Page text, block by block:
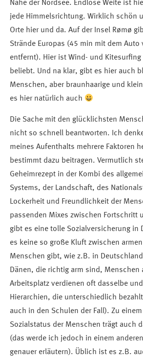
Nähe der Nordsee. Endlose Weite ist
jede Himmelsrichtung. Wirklich schön
Orte hier und da. Auf der Insel Rømø
Strände Europas (45 min mit dem Auto
entfernt). Hier ist Wind- und
beliebt. Und na klar, gibt es hier auch
Menschen, aber braunhaarige und
es hier natürlich auch
Die Sache mit den glücklichsten
nicht so schnell beantworten. Ich
meines Aufenthalts mehrere Faktoren
bestimmt dazu beitragen. Vermutlich
Geheimrezept in der Kombi des
Systems, der Landschaft, des
Lockerheit und Freundlichkeit der
passenden Mixes zwischen Fortschritt
gibt es eine tolle Sozialversicherung in
es keine so große Kluft zwischen
Menschen gibt, wie z.B. in
Dänen, die richtig arm sind, Menschen
Arbeitsplatz verdienen oft dasselbe
Hierarchien, die unterschiedlich
auch in den Schulen der Fall). Zu
Sozialstatus der Menschen trägt auch
(das werde ich jedoch in einem
genauer erläutern). Üblich ist es z.B.